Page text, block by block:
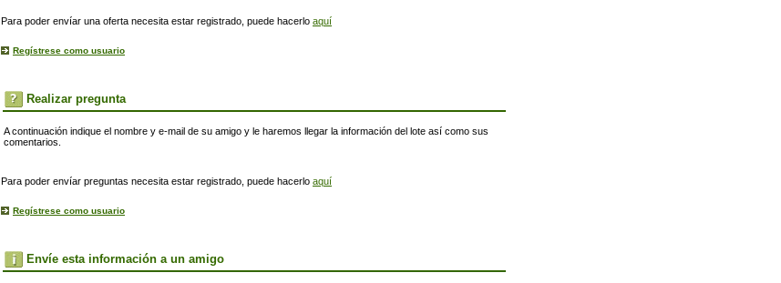
Para poder envíar una oferta necesita estar registrado, puede hacerlo aquí
Regístrese como usuario
Realizar pregunta
A continuación indique el nombre y e-mail de su amigo y le haremos llegar la información del lote así como sus
comentarios.
Para poder envíar preguntas necesita estar registrado, puede hacerlo aquí
Regístrese como usuario
Envíe esta información a un amigo